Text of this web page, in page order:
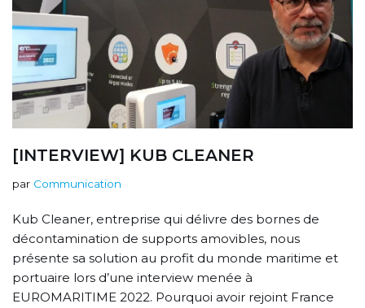
[INTERVIEW] KUB CLEANER
par Communication
Kub Cleaner, entreprise qui délivre des bornes de
décontamination de supports amovibles, nous
présente sa solution au profit du monde maritime et
portuaire lors d’une interview menée à
EUROMARITIME 2022. Pourquoi avoir rejoint France